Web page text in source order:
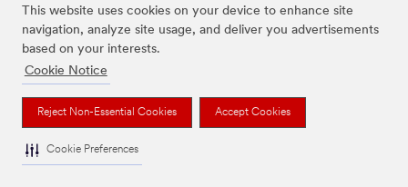
This website uses cookies on your device to enhance site
navigation, analyze site usage, and deliver you advertisements
based on your interests.
Cookie Notice
Reject Non-Essential Cookies Accept Cookies
Cookie Preferences